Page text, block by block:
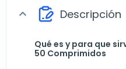
expand_more Descripción
Qué es y para que
50 Comprimidos